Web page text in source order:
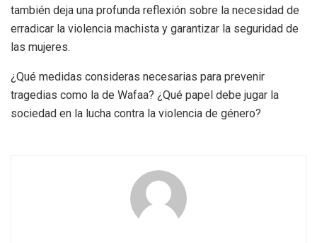
también deja una profunda reflexión sobre la necesidad de
erradicar la violencia machista y garantizar la seguridad de
las mujeres.
¿Qué medidas consideras necesarias para prevenir
tragedias como la de Wafaa? ¿Qué papel debe jugar la
sociedad en la lucha contra la violencia de género?